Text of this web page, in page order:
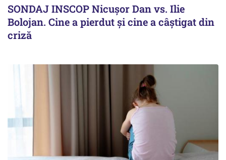
SONDAJ INSCOP Nicușor Dan vs. Ilie
Bolojan. Cine a pierdut și cine a câștigat din
criză